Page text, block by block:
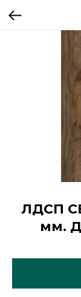
ЛДСП
мм.